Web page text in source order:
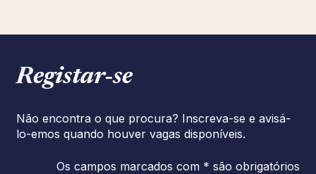
Registar‑se
Não encontra o que procura? Inscreva-se e avisá-
lo-emos quando houver vagas disponíveis.
Os campos marcados com * são obrigatórios